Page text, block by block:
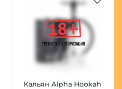
Кальян Alpha Hookah